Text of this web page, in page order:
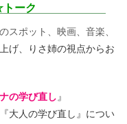
ーク
スポット、映画、音楽、
げ、りさ姉の視点からお
の学び直し 』
大人の学び直し』につい